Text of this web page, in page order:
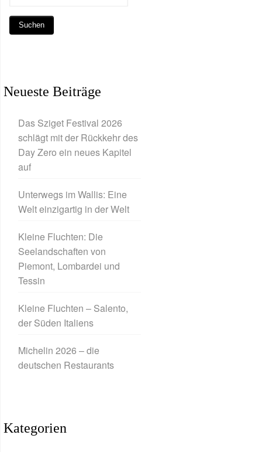
Neueste Beiträge
Das Sziget Festival 2026
schlägt mit der Rückkehr des
Day Zero ein neues Kapitel
auf
Unterwegs im Wallis: Eine
Welt einzigartig in der Welt
Kleine Fluchten: Die
Seelandschaften von
Piemont, Lombardei und
Tessin
Kleine Fluchten – Salento,
der Süden Italiens
Michelin 2026 – die
deutschen Restaurants
Kategorien